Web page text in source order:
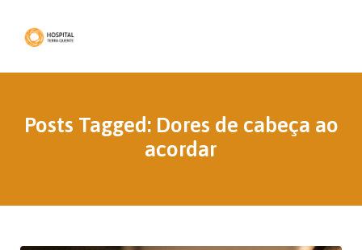
Posts Tagged: Dores de cabeça ao
acordar